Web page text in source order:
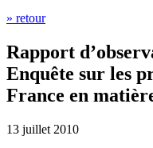
» retour
Rapport
Enquête sur les
France en
13 juillet 2010